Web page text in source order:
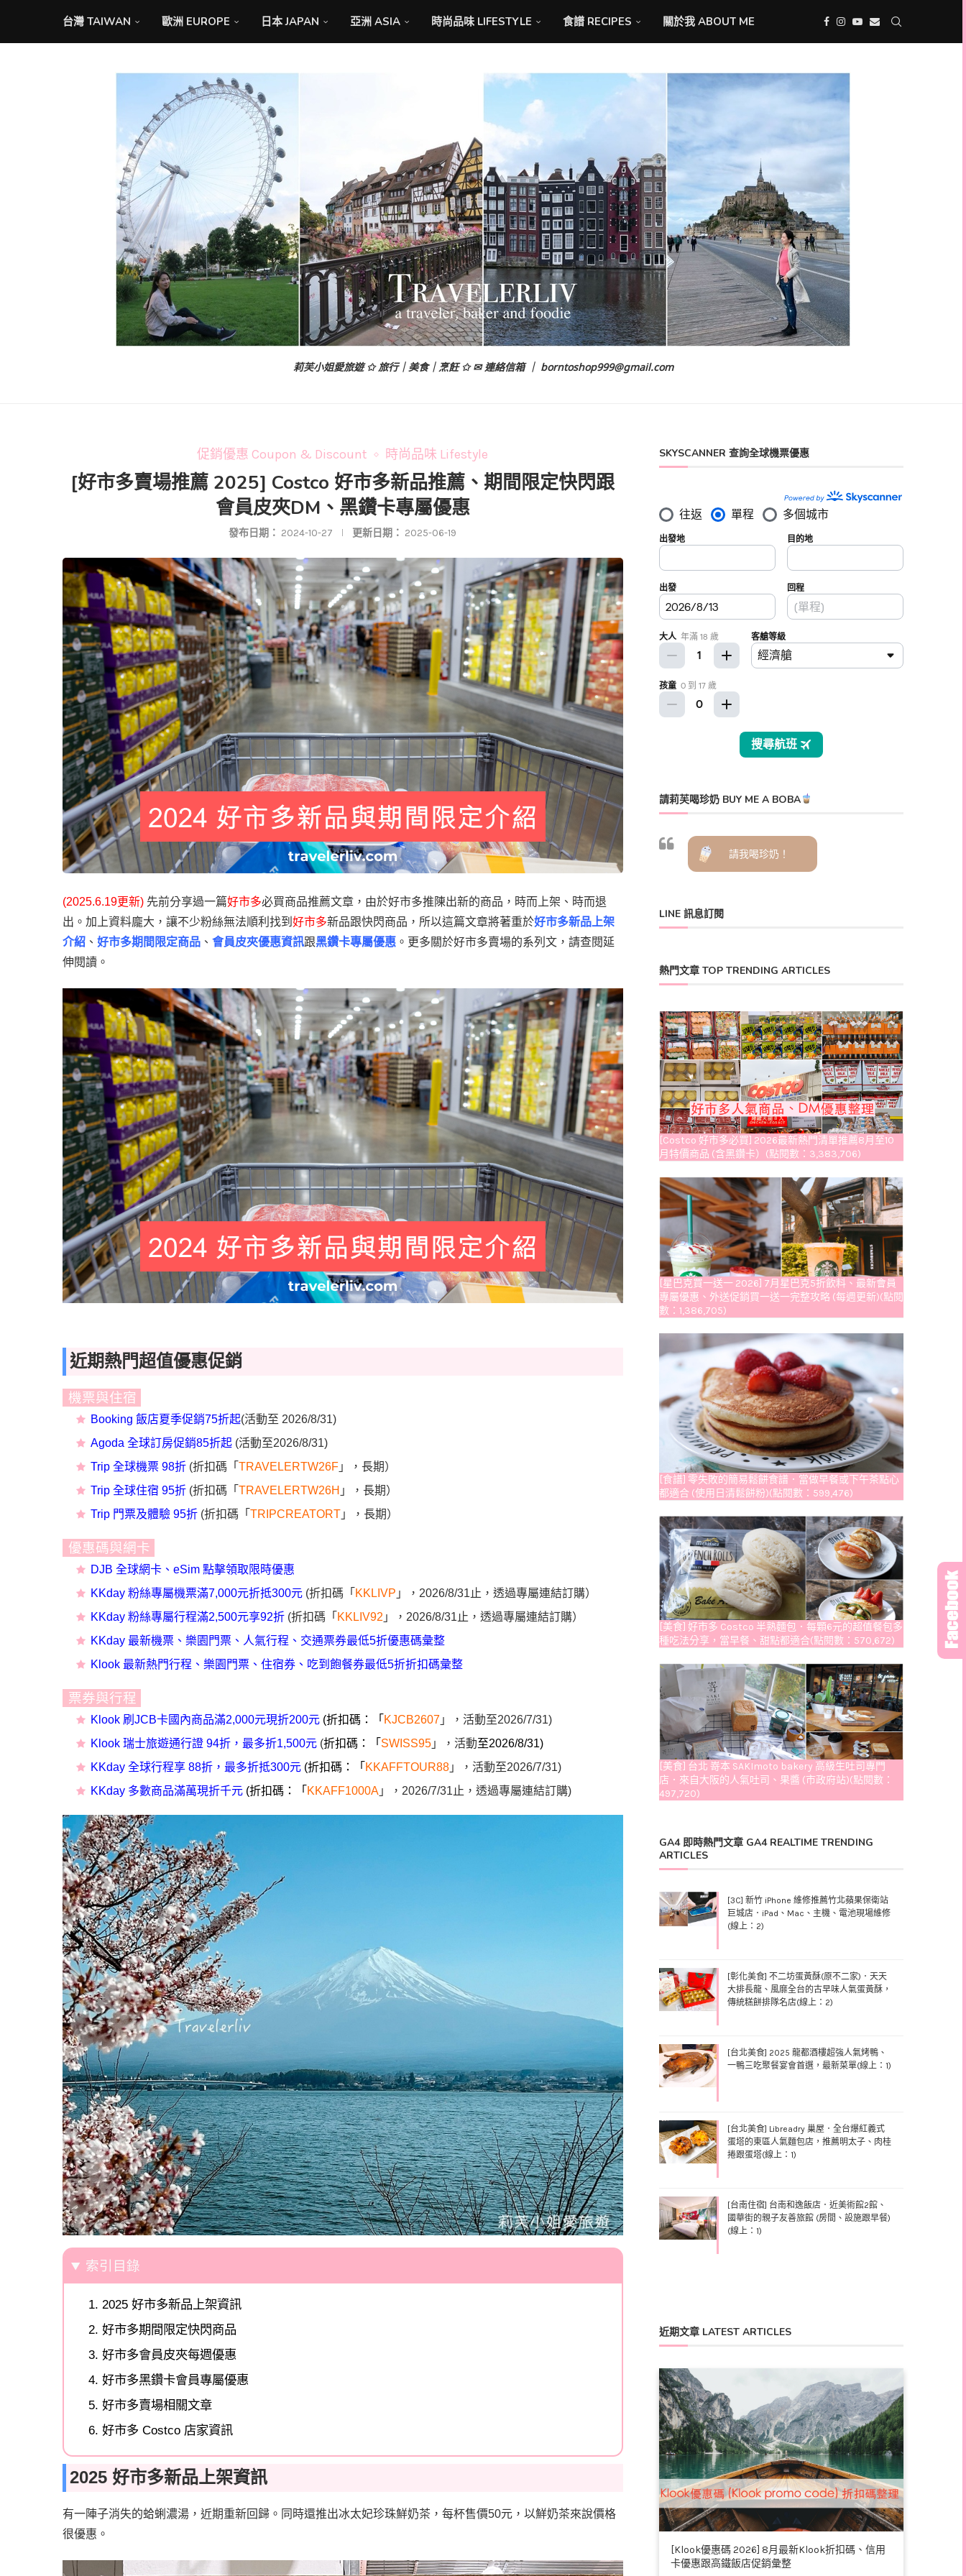
台灣 TAIWAN 歐洲 EUROPE 日本 JAPAN 亞洲 ASIA 時尚品味 LIFESTYLE 食譜 RECIPES 關於我 ABOUT ME
莉芙小姐愛旅遊 ✩ 旅行｜美食｜烹飪 ✩ ✉ 連絡信箱 ｜ borntoshop999@gmail.com
促銷優惠 Coupon & Discount 時尚品味 Lifestyle
[好市多賣場推薦 2025] Costco 好市多新品推薦、期間限定快閃跟
會員皮夾DM、黑鑽卡專屬優惠
發布日期： 2024-10-27 更新日期： 2025-06-19
(2025.6.19更新) 先前分享過一篇好市多必買商品推薦文章，由於好市多推陳出新的商品，時而上架、時而退
出。加上資料龐大，讓不少粉絲無法順利找到 好市多新品跟快閃商品，所以這篇文章將著重於好市多新品上架
介紹 、 好市多期間限定商品 、 會員皮夾優惠資訊跟黑鑽卡專屬優惠 。更多關於好市多賣場的系列文，請查閱延
伸閱讀。
近期熱門超值優惠促銷
機票與住宿
Booking 飯店夏季促銷75折起(活動至 2026/8/31)
Agoda 全球訂房促銷85折起 (活動至2026/8/31)
Trip 全球機票 98折 (折扣碼「 TRAVELERTW26F 」，長期）
Trip 全球住宿 95折 (折扣碼「 TRAVELERTW26H 」，長期）
Trip 門票及體驗 95折 (折扣碼「 TRIPCREATORT 」，長期）
優惠碼與網卡
DJB 全球網卡、eSim 點擊領取限時優惠
KKday 粉絲專屬機票滿7,000元折抵300元 (折扣碼「 KKLIVP 」，2026/8/31止，透過專屬連結訂購）
KKday 粉絲專屬行程滿2,500元享92折 (折扣碼「 KKLIV92 」，2026/8/31止，透過專屬連結訂購）
KKday 最新機票、樂園門票、人氣行程、交通票券最低5折優惠碼彙整
Klook 最新熱門行程、樂園門票、住宿券、吃到飽餐券最低5折折扣碼彙整
票券與行程
Klook 刷JCB卡國內商品滿2,000元現折200元 (折扣碼：「 KJCB2607 」 ，活動至2026/7/31)
Klook 瑞士旅遊通行證 94折，最多折1,500元 (折扣碼：「 SWISS95 」 ，活動至2026/8/31)
KKday 全球行程享 88折，最多折抵300元 (折扣碼：「 KKAFFTOUR88 」 ，活動至2026/7/31)
KKday 多數商品滿萬現折千元 (折扣碼：「 KKAFF1000A 」 ， 2026/7/31止，透過專屬連結訂購)
索引目錄
2025 好市多新品上架資訊
好市多期間限定快閃商品
好市多會員皮夾每週優惠
好市多黑鑽卡會員專屬優惠
好市多賣場相關文章
好市多 Costco 店家資訊
2025 好市多新品上架資訊
有一陣子消失的蛤蜊濃湯，近期重新回歸。同時還推出冰太妃珍珠鮮奶茶，每杯售價50元，以鮮奶茶來說價格
很優惠。
SKYSCANNER 查詢全球機票優惠
請莉芙喝珍奶 BUY ME A BOBA
請我喝珍奶！
LINE 訊息訂閱
熱門文章 TOP TRENDING ARTICLES
[Costco 好市多必買] 2026最新熱門清單推薦8月至10
月特價商品 (含黑鑽卡）(點閱數：3,383,706)
[星巴克買一送一 2026] 7月星巴克5折飲料、最新會員
專屬優惠、外送促銷買一送一完整攻略 (每週更新)(點閱
數：1,386,705)
[食譜] 零失敗的簡易鬆餅食譜．當做早餐或下午茶點心
都適合 (使用日清鬆餅粉)(點閱數：599,476)
[美食] 好市多 Costco 半熟麵包．每顆6元的超值餐包多
種吃法分享，當早餐、甜點都適合(點閱數：570,672)
[美食] 台北 嵜本 SAKImoto bakery 高級生吐司專門
店．來自大阪的人氣吐司、果醬 (市政府站)(點閱數：
497,720)
GA4 即時熱門文章 GA4 REALTIME TRENDING
ARTICLES
[3C] 新竹 iPhone 維修推薦竹北蘋果保衛站
巨城店．iPad、Mac、主機、電池現場維修
(線上：2)
[彰化美食] 不二坊蛋黃酥(原不二家)．天天
大排長龍、風靡全台的古早味人氣蛋黃酥，
傳統糕餅排隊名店(線上：2)
[台北美食] 2025 龍都酒樓超強人氣烤鴨、
一鴨三吃聚餐宴會首選，最新菜單(線上：1)
[台北美食] Libreadry 巢屋．全台爆紅義式
蛋塔的東區人氣麵包店，推薦明太子、肉桂
捲跟蛋塔(線上：1)
[台南住宿] 台南和逸飯店．近美術館2館、
國華街的親子友善旅館 (房間、設施跟早餐)
(線上：1)
近期文章 LATEST ARTICLES
[Klook優惠碼 2026] 8月最新Klook折扣碼、信用
卡優惠跟高鐵飯店促銷彙整